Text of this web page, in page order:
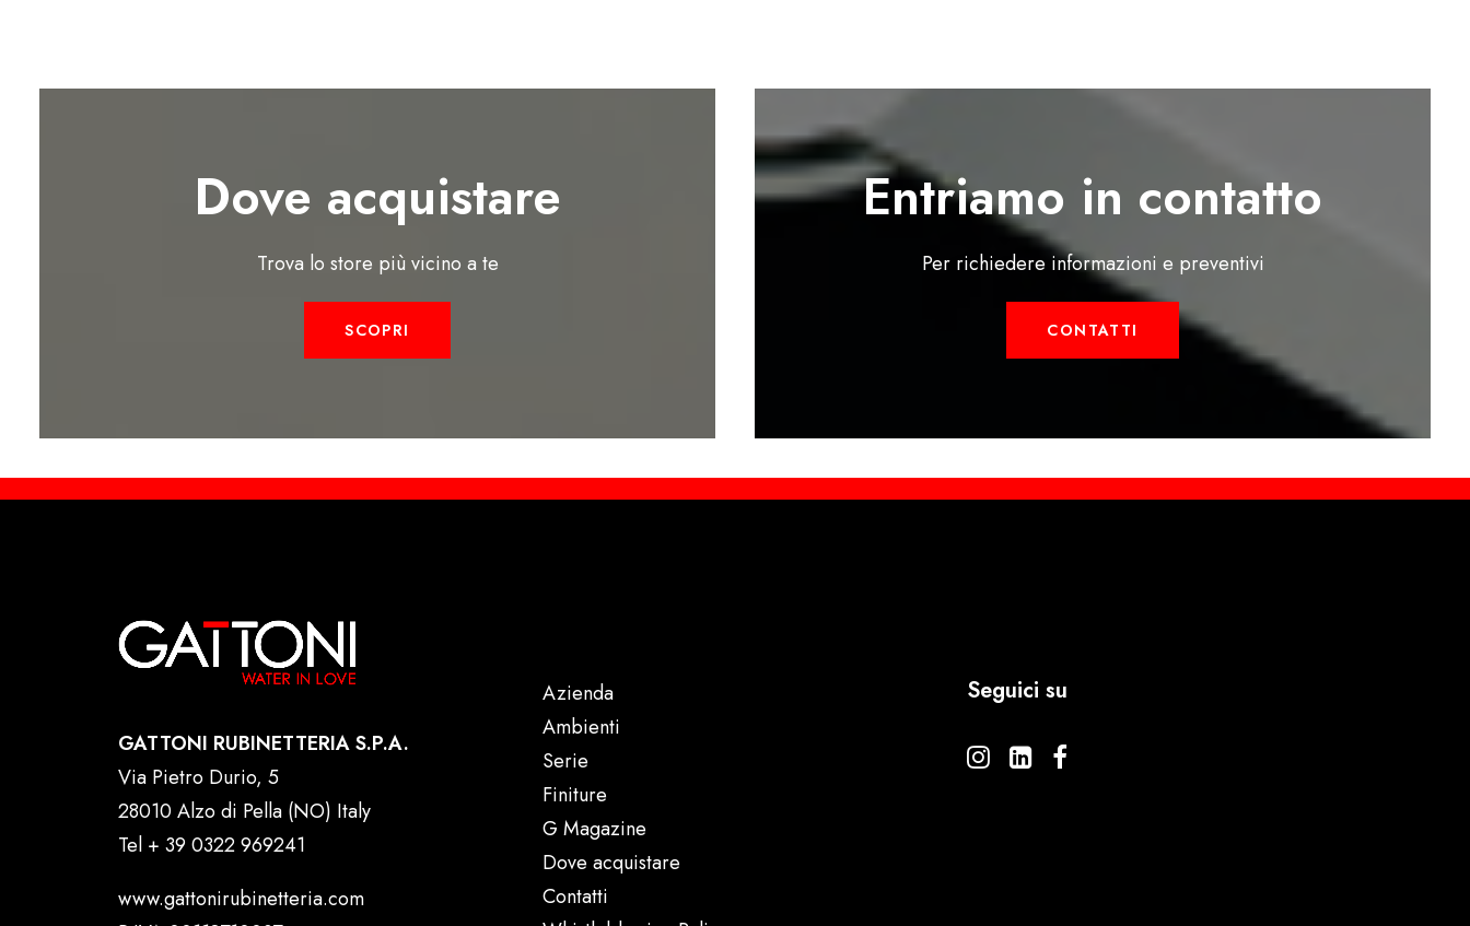
Dove acquistare
Trova lo store più vicino a te
SCOPRI
Entriamo in contatto
Per richiedere informazioni e preventivi
CONTATTI
GATTONI RUBINETTERIA S.P.A.
Via Pietro Durio, 5
28010 Alzo di Pella (NO) Italy
Tel + 39 0322 969241
www.gattonirubinetteria.com
Azienda
Ambienti
Serie
Finiture
G Magazine
Dove acquistare
Contatti
Seguici su